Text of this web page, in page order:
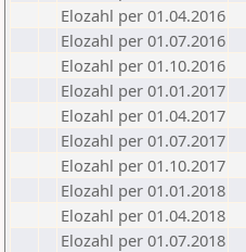
Elozahl per 01.04.2016
Elozahl per 01.07.2016
Elozahl per 01.10.2016
Elozahl per 01.01.2017
Elozahl per 01.04.2017
Elozahl per 01.07.2017
Elozahl per 01.10.2017
Elozahl per 01.01.2018
Elozahl per 01.04.2018
Elozahl per 01.07.2018